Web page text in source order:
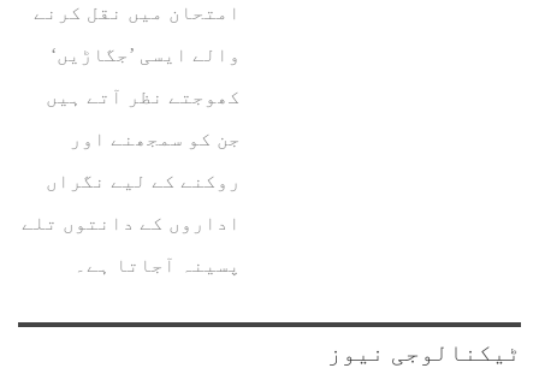
امتحان میں نقل کرنے
والے ایسی ’جگاڑیں‘
کھوجتے نظر آتے ہیں
جن کو سمجھنے اور
روکنے کے لیے نگراں
اداروں کے دانتوں تلے
پسینہ آجاتا ہے۔
ٹیکنالوجی نیوز